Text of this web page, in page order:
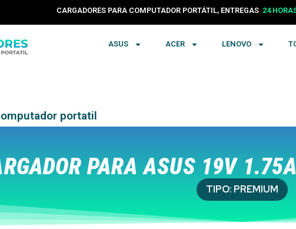
CARGADORES PARA COMPUTADOR PORTÁTIL, ENTREGAS 24
ASUS ACER LENOVO
portatil
PARA ASUS 19V
TIPO: PREMIUM